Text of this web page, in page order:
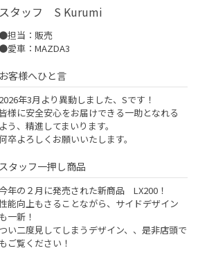
スタッフ S Kurumi
●担当：販売
●愛車：MAZDA3
お客様へひと言
2026年3月より異動しました、Sです！
様に安全安心をお届けできる一助となれる
よう、精進してまいります。
卒よろしくお願いいたします。
スタッフ一押し商品
年の２月に発売された新商品 LX200！
能向上もさることながら、サイドデザイン
も一新！
つい二度見してしまうデザイン、、是非店頭で
もご覧ください！